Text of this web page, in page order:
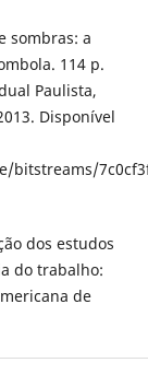
sombras: a
114 p.
Paulista,
Disponível
bitstreams/
dos estudos
do trabalho:
de